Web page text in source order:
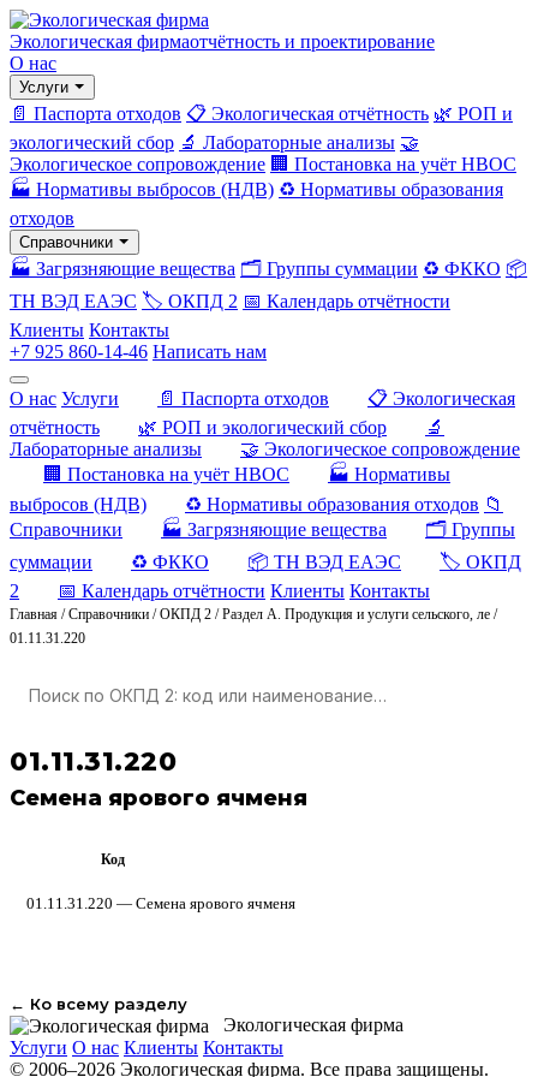
Экологическая фирмаотчётность и проектирование
О нас
Услуги
📄 Паспорта отходов 📋 Экологическая отчётность 🌿 РОП и
экологический сбор 🔬 Лабораторные анализы 🤝
Экологическое сопровождение 🏢 Постановка на учёт НВОС
🏭 Нормативы выбросов (НДВ) ♻️ Нормативы образования
отходов
Справочники
🏭 Загрязняющие вещества 🗂️ Группы суммации ♻️ ФККО 📦
ТН ВЭД ЕАЭС 🏷️ ОКПД 2 📅 Календарь отчётности
Клиенты Контакты
+7 925 860-14-46 Написать нам
О нас Услуги 📄 Паспорта отходов
📋 Экологическая
отчётность
🌿 РОП и экологический сбор
🔬
Лабораторные анализы
🤝 Экологическое сопровождение
🏢 Постановка на учёт НВОС
🏭 Нормативы
выбросов (НДВ)
♻️ Нормативы образования отходов 📁
Справочники
🏭 Загрязняющие вещества
🗂️ Группы
суммации
♻️ ФККО 📦 ТН ВЭД ЕАЭС
🏷️ ОКПД
2
📅 Календарь отчётности Клиенты Контакты
Главная /Справочники /ОКПД 2 /Раздел A. Продукция и услуги сельского, ле /
01.11.31.220
01.11.31.220
Семена ярового ячменя
Код
01.11.31.220 — Семена ярового ячменя
← Ко всему разделу
Экологическая фирма
Услуги О нас Клиенты Контакты
© 2006–2026 Экологическая фирма. Все права защищены.